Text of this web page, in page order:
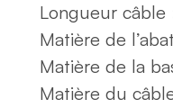
Longueur câble
Matière de
Matière de la
Matière du